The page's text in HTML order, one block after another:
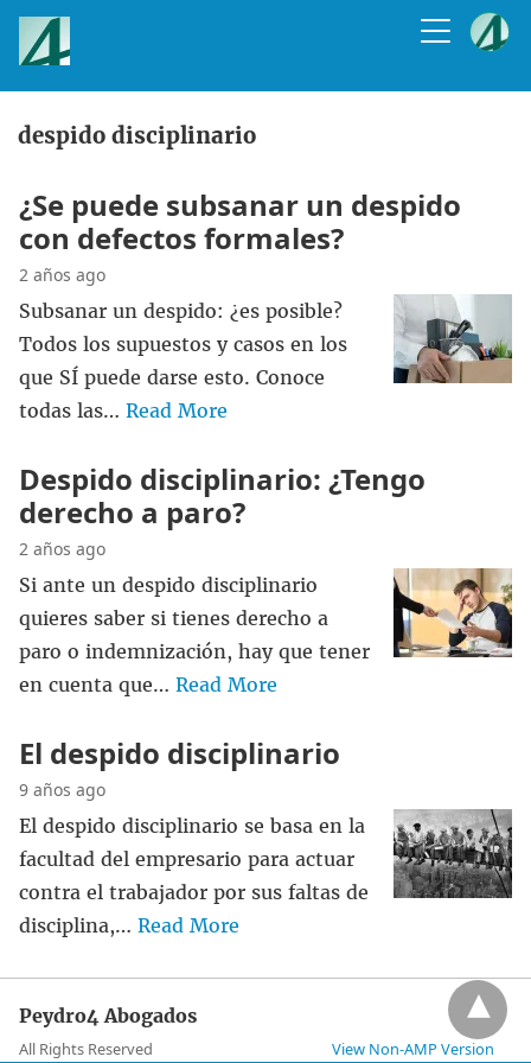
despido disciplinario
¿Se puede subsanar un despido
con defectos formales?
2 años ago
Subsanar un despido: ¿es posible?
Todos los supuestos y casos en los
que SÍ puede darse esto. Conoce
todas las… Read More
Despido disciplinario: ¿Tengo
derecho a paro?
2 años ago
Si ante un despido disciplinario
quieres saber si tienes derecho a
paro o indemnización, hay que tener
en cuenta que… Read More
El despido disciplinario
9 años ago
El despido disciplinario se basa en la
facultad del empresario para actuar
contra el trabajador por sus faltas de
disciplina,… Read More
Peydro4 Abogados
All Rights Reserved View Non-AMP Version